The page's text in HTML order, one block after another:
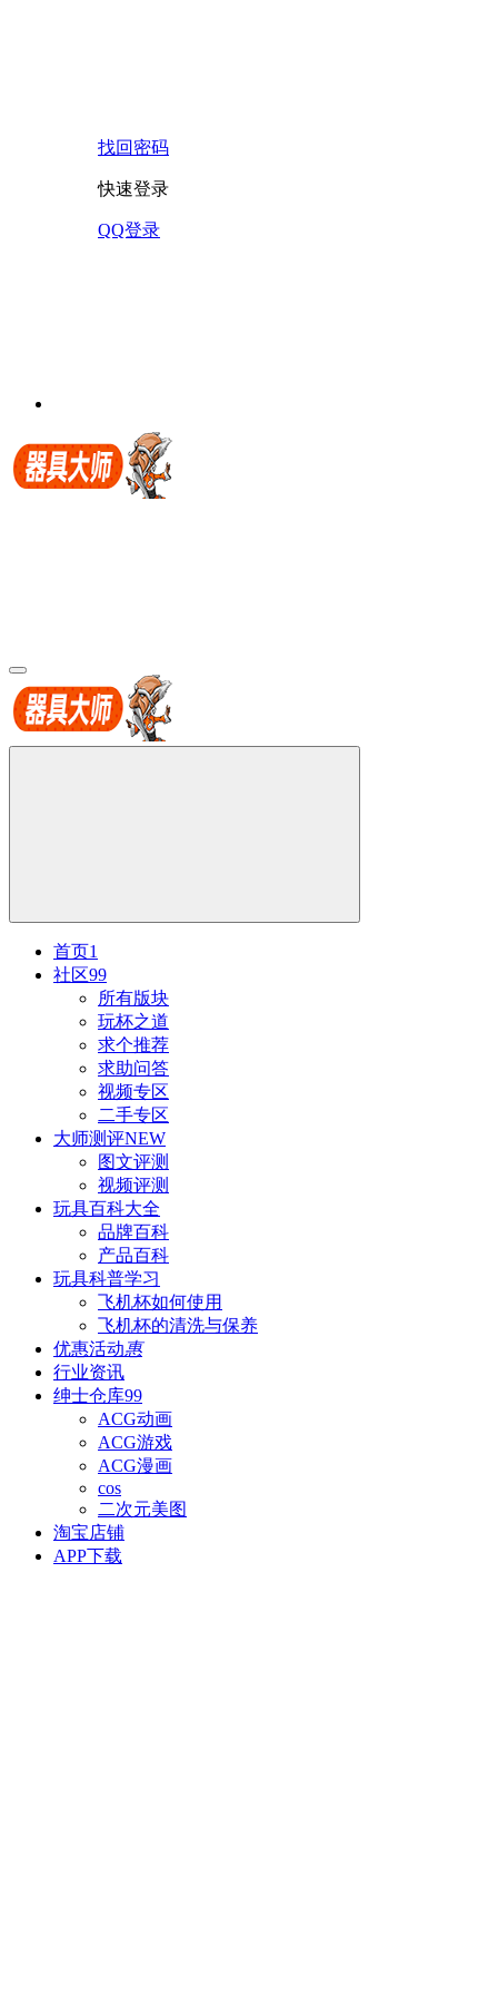
找回密码
快速登录
QQ登录
首页1
社区99
所有版块
玩杯之道
求个推荐
求助问答
视频专区
二手专区
大师测评NEW
图文评测
视频评测
玩具百科大全
品牌百科
产品百科
玩具科普学习
飞机杯如何使用
飞机杯的清洗与保养
优惠活动惠
行业资讯
绅士仓库99
ACG动画
ACG游戏
ACG漫画
cos
二次元美图
淘宝店铺
APP下载